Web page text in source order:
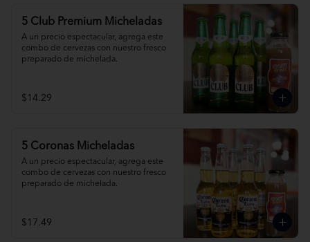
5 Club Premium Micheladas
A un precio espectacular, agrega este
combo de cervezas con nuestro fresco
preparado de michelada.
$14.29
5 Coronas Micheladas
A un precio espectacular, agrega este
combo de cervezas con nuestro fresco
preparado de michelada.
$17.49